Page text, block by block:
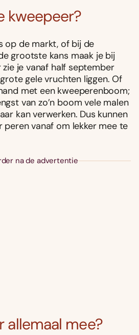
kweepeer?
op de markt, of bij de
grootste kans maak je bij
zie je vanaf half september
gele vruchten liggen. Of
met een kweeperenboom;
van zo’n boom vele malen
kan verwerken. Dus kunnen
peren vanaf om lekker mee te
na de advertentie
allemaal mee?